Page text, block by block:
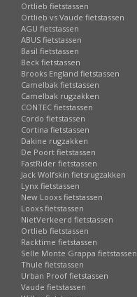
Ortlieb fietstassen
Ortlieb vs Vaude fietstassen
AGU fietstassen
ABUS fietstassen
Basil fietstassen
Beck fietstassen
Brooks England fietstassen
Camelbak fietstassen
Camelbak rugzakken
CONTEC fietstassen
Cordo fietstassen
Cortina fietstassen
Dakine rugzakken
De Poort fietstassen
FastRider fietstassen
Jack Wolfskin fietsrugzakken
Lynx fietstassen
New Looxs fietstassen
Looxs fietstassen
NietVerkeerd fietstassen
Ortlieb fietstassen
Racktime fietstassen
Selle Monte Grappa fietstassen
Thule fietstassen
Urban Proof fietstassen
Vaude fietstassen